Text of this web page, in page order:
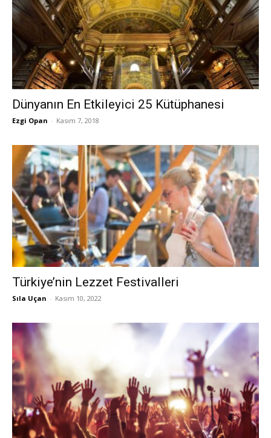
Dünyanın En Etkileyici 25 Kütüphanesi
Ezgi Opan - Kasım 7, 2018
Türkiye’nin Lezzet Festivalleri
Sıla Uçan - Kasım 10, 2022